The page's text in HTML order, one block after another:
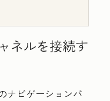
ネルを接続す
ナビゲーションバ